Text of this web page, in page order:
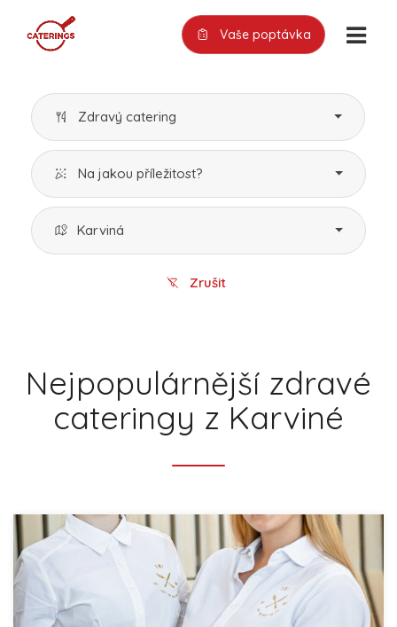
Vaše poptávka
Zdravý catering
Na jakou příležitost?
Karviná
Zrušit
Nejpopulárnější zdravé
cateringy z Karviné